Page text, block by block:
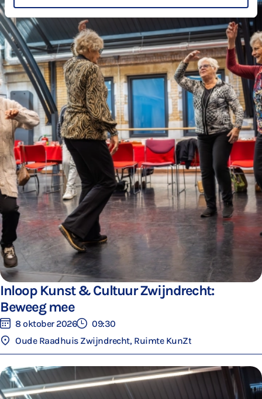
Inloop Kunst & Cultuur Zwijndrecht:
Beweeg mee
8 oktober 2026
09:30
Oude Raadhuis Zwijndrecht, Ruimte KunZt